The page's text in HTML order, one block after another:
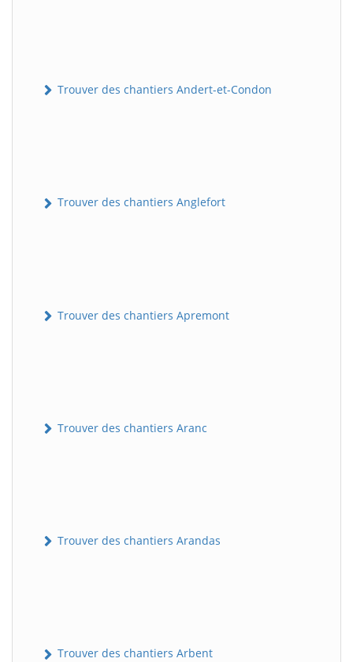
Trouver des chantiers Andert-et-Condon
Trouver des chantiers Anglefort
Trouver des chantiers Apremont
Trouver des chantiers Aranc
Trouver des chantiers Arandas
Trouver des chantiers Arbent